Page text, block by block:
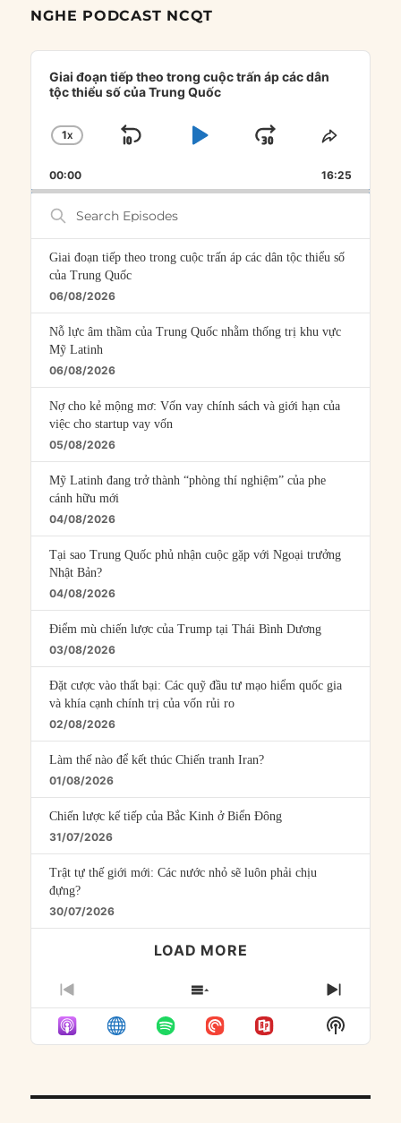
NGHE PODCAST NCQT
Audio
Player
Giai đoạn tiếp theo trong cuộc trấn áp các dân
tộc thiểu số của Trung Quốc
CHANGE
RATE
1X
SKIP
PLAYJUMP
FORWARD
SHARE
00:00 16:25
Search
Episodes
Giai đoạn tiếp theo trong cuộc trấn áp các dân tộc thiểu số
của Trung Quốc
06/08/2026
Nỗ lực âm thầm của Trung Quốc nhằm thống trị khu vực
Mỹ Latinh
06/08/2026
Nợ cho kẻ mộng mơ: Vốn vay chính sách và giới hạn của
việc cho startup vay vốn
05/08/2026
Mỹ Latinh đang trở thành “phòng thí nghiệm” của phe
cánh hữu mới
04/08/2026
Tại sao Trung Quốc phủ nhận cuộc gặp với Ngoại trưởng
Nhật Bản?
04/08/2026
Điểm mù chiến lược của Trump tại Thái Bình Dương
03/08/2026
Đặt cược vào thất bại: Các quỹ đầu tư mạo hiểm quốc gia
và khía cạnh chính trị của vốn rủi ro
02/08/2026
Làm thế nào để kết thúc Chiến tranh Iran?
01/08/2026
Chiến lược kế tiếp của Bắc Kinh ở Biển Đông
31/07/2026
Trật tự thế giới mới: Các nước nhỏ sẽ luôn phải chịu
đựng?
30/07/2026
LOAD MORE
PREVIOUS
EPISODE
SHOW
EPISODES
LIST
NEXT
Show
Podcast